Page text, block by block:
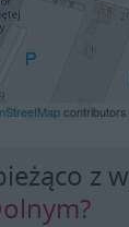
contributors
z